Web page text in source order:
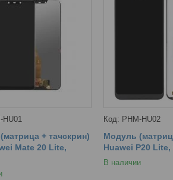
HU01
+ тачскрин)
Mate 20 Lite,
PHM-HU02
Модуль
Huawei P20
В наличии